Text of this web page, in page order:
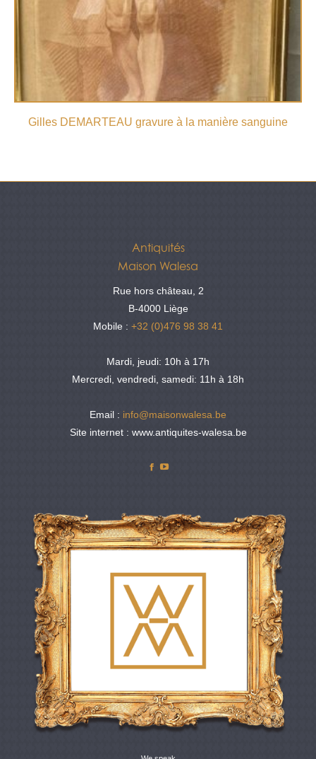
Gilles DEMARTEAU gravure à la manière sanguine
Antiquités
Maison Walesa
Rue hors château, 2
B-4000 Liège
Mobile : +32 (0)476 98 38 41
Mardi, jeudi: 10h à 17h
Mercredi, vendredi, samedi: 11h à 18h
Email : info@maisonwalesa.be
Site internet : www.antiquites-walesa.be
Facebook